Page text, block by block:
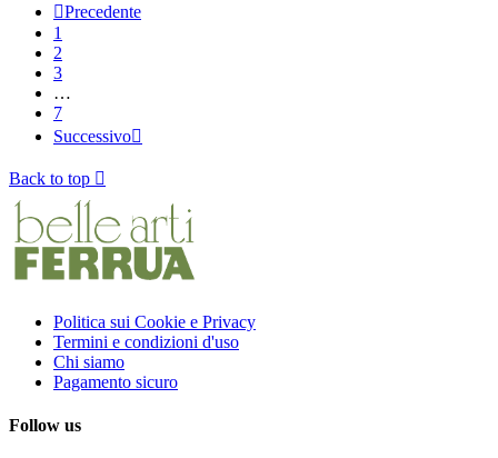
Precedente
1
2
3
…
7
Successivo
Back to top 
Politica sui Cookie e Privacy
Termini e condizioni d'uso
Chi siamo
Pagamento sicuro
Follow us